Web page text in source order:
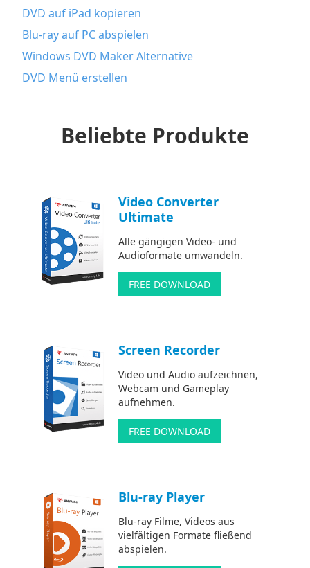
DVD auf iPad kopieren
Blu-ray auf PC abspielen
Windows DVD Maker Alternative
DVD Menü erstellen
Beliebte Produkte
Video Converter
Ultimate
Alle gängigen Video- und
Audioformate umwandeln.
FREE DOWNLOAD
Screen Recorder
Video und Audio aufzeichnen,
Webcam und Gameplay
aufnehmen.
FREE DOWNLOAD
Blu-ray Player
Blu-ray Filme, Videos aus
vielfältigen Formate fließend
abspielen.